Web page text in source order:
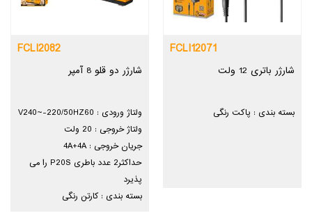
FCLI12071
شارژر باتری 12 ولت
بسته بندی : پاکت رنگی
FCLI2082
شارژر دو قلو 8 آمپر
ولتاژ ورودی : V240~-220/50HZ60
ولتاژ خروجی : 20 ولت
جریان خروجی : 4A+4A
حداکثر2 عدد باطری P20S را می
پذیرد
بسته بندی : کارتن رنگی